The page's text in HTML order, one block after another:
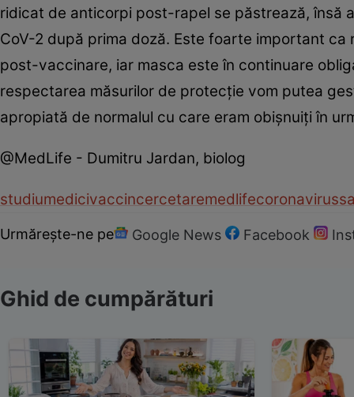
ridicat de anticorpi post-rapel se păstrează, însă
CoV-2 după prima doză. Este foarte important
post-vaccinare, iar masca este în continuare
respectarea măsurilor de protecţie vom putea
apropiată de normalul cu care eram obişnuiţi în
@MedLife - Dumitru Jardan, biolog
studiumedicivaccincercetaremedlifecoronavirus
Urmărește-ne pe Google News Facebook
Ghid de cumpărături